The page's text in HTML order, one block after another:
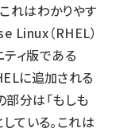
れはわかりやす
Linux（RHEL）
ィ版である
に追加される
分は「もしも
ている。これは